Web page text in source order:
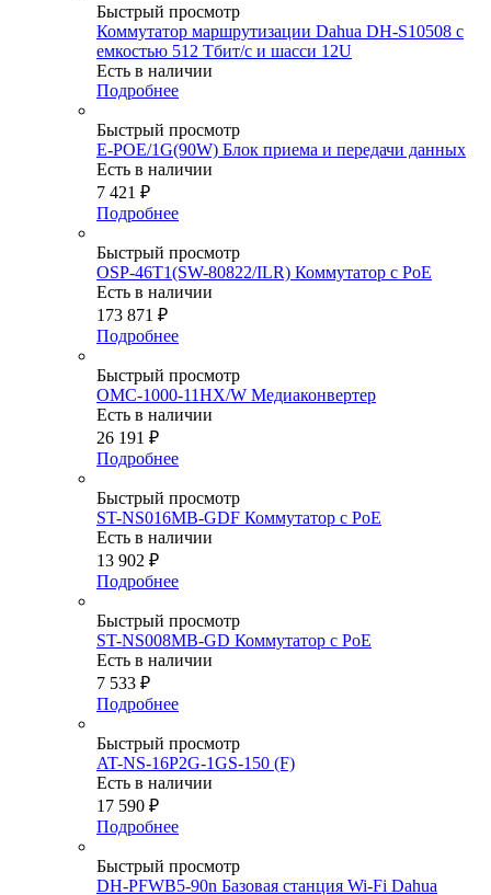
Быстрый просмотр
Коммутатор маршрутизации Dahua DH-S10508 с
емкостью 512 Тбит/с и шасси 12U
Есть в наличии
Подробнее
Быстрый просмотр
E-POE/1G(90W) Блок приема и передачи данных
Есть в наличии
7 421 ₽
Подробнее
Быстрый просмотр
OSP-46T1(SW-80822/ILR) Коммутатор с PoE
Есть в наличии
173 871 ₽
Подробнее
Быстрый просмотр
OMC-1000-11HX/W Медиаконвертер
Есть в наличии
26 191 ₽
Подробнее
Быстрый просмотр
ST-NS016MB-GDF Коммутатор с PoE
Есть в наличии
13 902 ₽
Подробнее
Быстрый просмотр
ST-NS008MB-GD Коммутатор с PoE
Есть в наличии
7 533 ₽
Подробнее
Быстрый просмотр
AT-NS-16P2G-1GS-150 (F)
Есть в наличии
17 590 ₽
Подробнее
Быстрый просмотр
DH-PFWB5-90n Базовая станция Wi-Fi Dahua